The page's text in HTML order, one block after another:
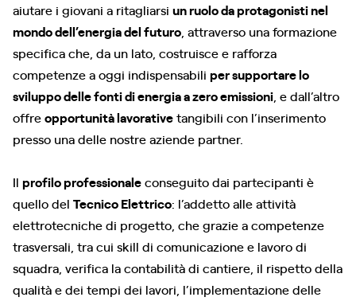
aiutare i giovani a ritagliarsi un ruolo da protagonisti nel
mondo dell’energia del futuro , attraverso una formazione
specifica che, da un lato, costruisce e rafforza
competenze a oggi indispensabili per supportare lo
sviluppo delle fonti di energia a zero emissioni , e dall’altro
offreopportunità lavorativetangibili con l’inserimento
presso una delle nostre aziende partner.
Il profilo professionaleconseguito dai partecipanti è
quello del Tecnico Elettrico: l’addetto alle attività
elettrotecniche di progetto, che grazie a competenze
trasversali, tra cui skill di comunicazione e lavoro di
squadra, verifica la contabilità di cantiere, il rispetto della
qualità e dei tempi dei lavori, l’implementazione delle